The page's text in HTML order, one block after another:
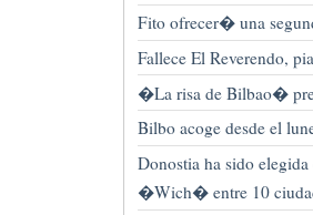
Fito ofrecer� una
Fallece El Reverendo,
�La risa de Bilbao�
Bilbo acoge desde el
Donostia ha sido
�Wich� entre 10